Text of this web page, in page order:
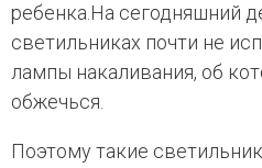
ребенка.На сегодняшний
светильниках почти не
лампы накаливания, об
обжечься.
Поэтому такие